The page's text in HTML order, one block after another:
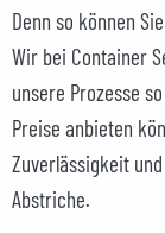
Denn so können
Wir bei Container
unsere Prozesse
Preise anbieten
Zuverlässigkeit
Abstriche.